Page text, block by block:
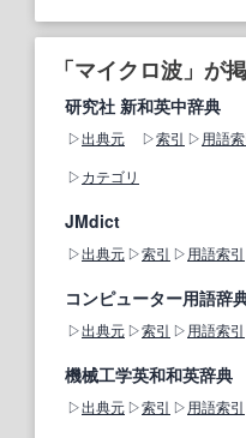
「マイクロ波」が
研究社 新和英中辞典
出典元 索引 用語
カテゴリ
JMdict
出典元 索引 用語索引
コンピューター用語辞
出典元 索引 用語索引
機械工学英和和英辞典
出典元 索引 用語索引